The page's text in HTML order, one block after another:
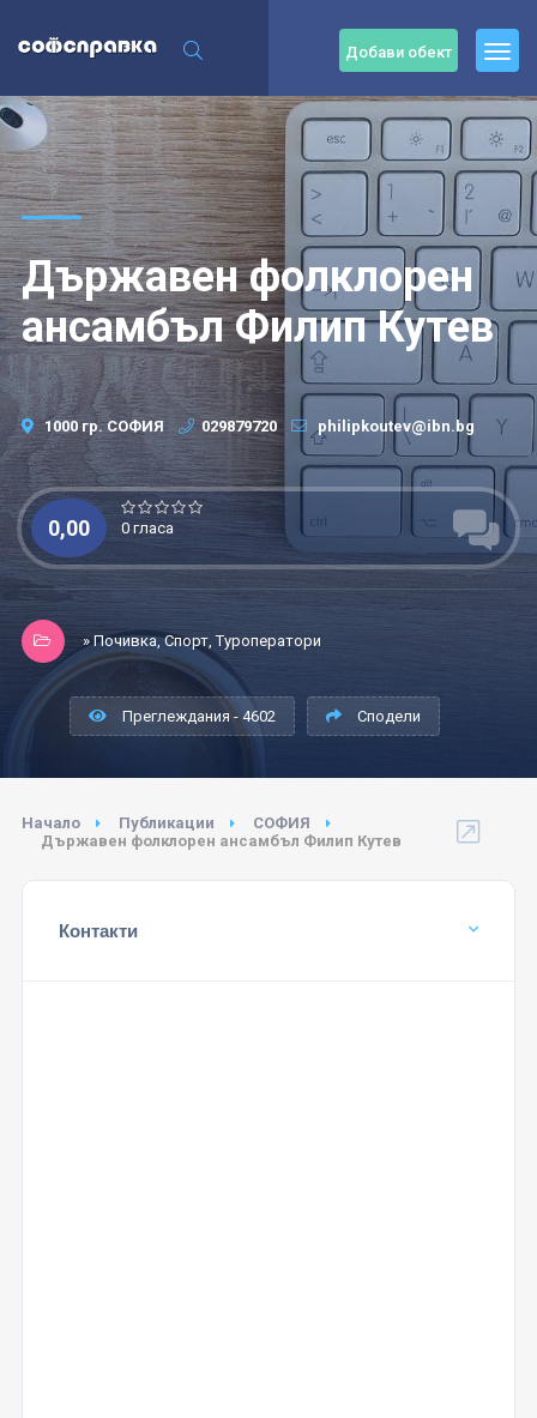
Добави обект
Държавен фолклорен
ансамбъл Филип Кутев
1000 гр. СОФИЯ 029879720 philipkoutev@ibn.bg
0,00 0 гласа
» Почивка, Спорт, Туроператори
Преглеждания - 4602 Сподели
Начало Публикации
СОФИЯ
Държавен фолклорен ансамбъл Филип Кутев
Контакти